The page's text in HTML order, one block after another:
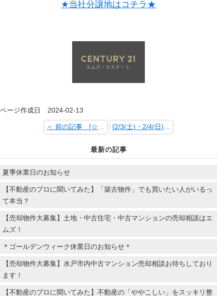
★当社分譲地はコチラ★
ページ作成日 2024-02-13
最新の記事
夏季休業日のお知らせ
【不動産のプロに聞いてみた】「築古物件」でも買いたい人がいるっ
て本当？
【売却物件大募集】土地・中古住宅・中古マンションの売却相談はエ
ムズ！
＊ゴールデンウィーク休業日のお知らせ＊
【売却物件大募集】水戸市内中古マンション売却相談お待ちしており
ます！
【不動産のプロに聞いてみた】不動産の「ややこしい」をスッキリ整